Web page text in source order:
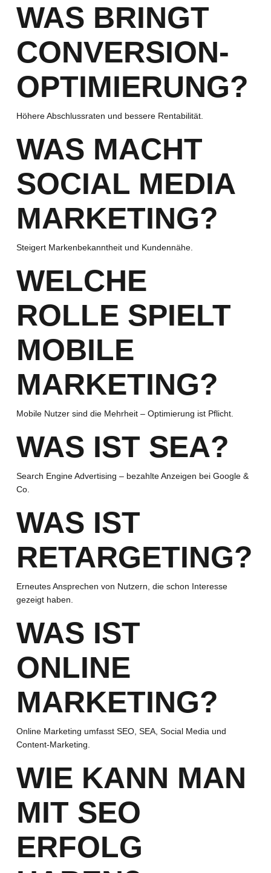
WAS BRINGT
CONVERSION-
OPTIMIERUNG?
Höhere Abschlussraten und bessere Rentabilität.
WAS MACHT
SOCIAL MEDIA
MARKETING?
Steigert Markenbekanntheit und Kundennähe.
WELCHE
ROLLE SPIELT
MOBILE
MARKETING?
Mobile Nutzer sind die Mehrheit – Optimierung ist Pflicht.
WAS IST SEA?
Search Engine Advertising – bezahlte Anzeigen bei Google &
Co.
WAS IST
RETARGETING?
Erneutes Ansprechen von Nutzern, die schon Interesse
gezeigt haben.
WAS IST
ONLINE
MARKETING?
Online Marketing umfasst SEO, SEA, Social Media und
Content-Marketing.
WIE KANN MAN
MIT SEO
ERFOLG